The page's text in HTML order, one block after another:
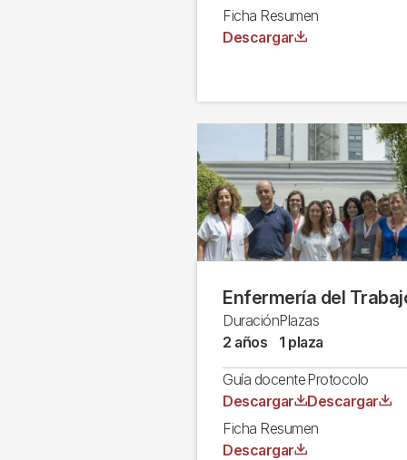
Ficha Resumen
Archivo
Descargar
Enfermería del
Duración
2 años
Plazas
1 plaza
Guía docente
Archivo
Descargar
Protocolo
Archivo
Descargar
Ficha Resumen
Archivo
Descargar